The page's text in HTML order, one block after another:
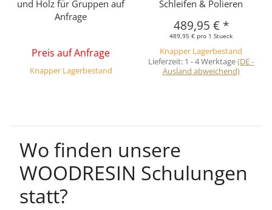
und Holz für Gruppen auf
Anfrage
Preis auf Anfrage
Knapper Lagerbestand
Schleifen & Polieren
489,95 € *
489,95 € pro 1 Stueck
Knapper Lagerbestand
Lieferzeit: 1 - 4 Werktage(DE -
Ausland abweichend)
Wo finden unsere
WOODRESIN Schulungen
statt?